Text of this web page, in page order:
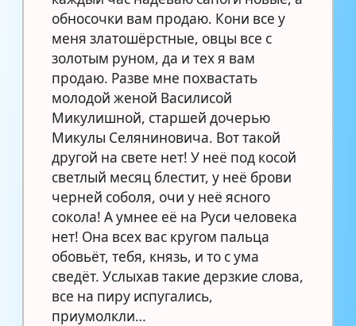
обносочки вам продаю. Кони все у
меня златошёрстные, овцы все с
золотым руном, да и тех я вам
продаю. Разве мне похвастать
молодой женой Василисой
Микулишной, старшей дочерью
Микулы Селяниновича. Вот такой
другой на свете нет! У неё под косой
светлый месяц блестит, у неё брови
черней соболя, очи у неё ясного
сокола! А умнее её на Руси человека
нет! Она всех вас кругом пальца
обовьёт, тебя, князь, и то с ума
сведёт. Услыхав такие дерзкие слова,
все на пиру испугались,
приумолкли…